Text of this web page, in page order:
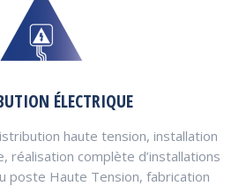
ÉLECTRIQUE
haute tension, installation
réalisation complète d’installations
poste Haute Tension, fabrication